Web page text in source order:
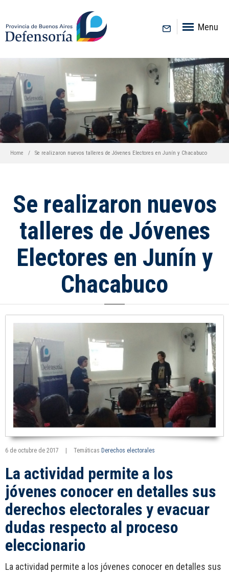
Menu
Home Se realizaron nuevos talleres de Jóvenes Electores en Junín y Chacabuco
Se realizaron nuevos
talleres de Jóvenes
Electores en Junín y
Chacabuco
6 de octubre de 2017 Temáticas Derechos electorales
La actividad permite a los
jóvenes conocer en detalles sus
derechos electorales y evacuar
dudas respecto al proceso
eleccionario
La actividad permite a los jóvenes conocer en detalles sus